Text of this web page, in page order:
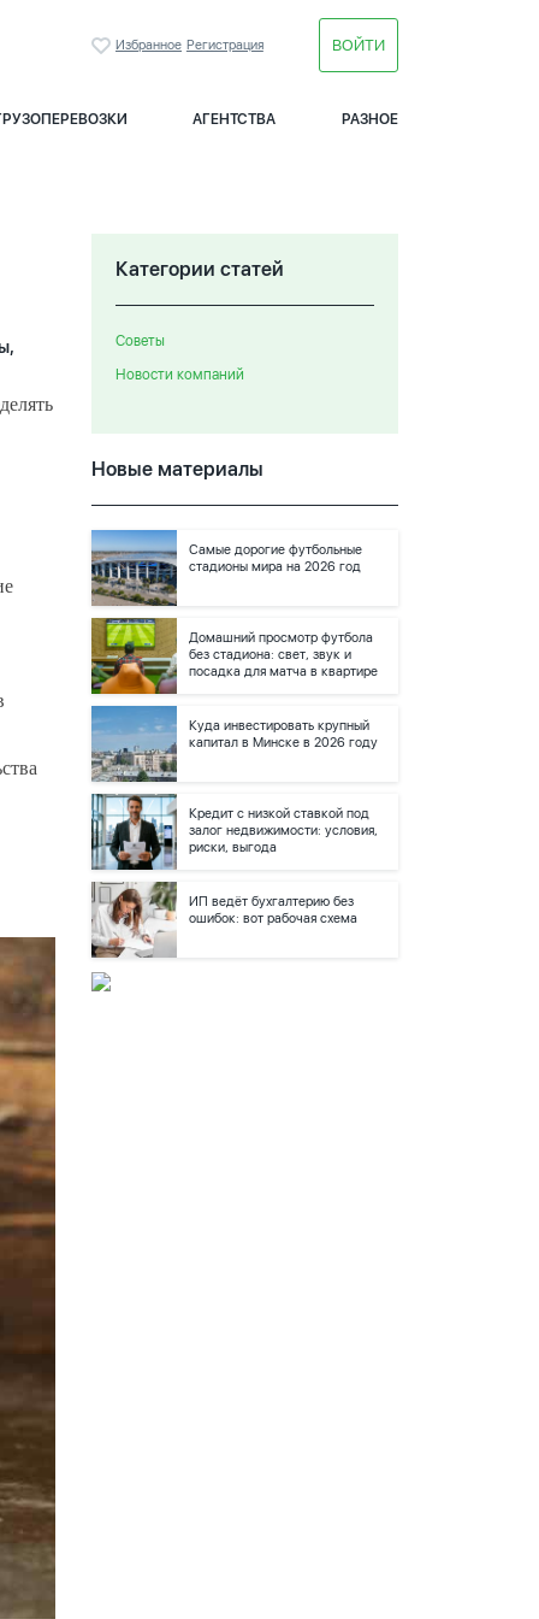
Избранное Регистрация ВОЙТИ
АГЕНТСТВА РАЗНОЕ
Категории статей
Советы
Новости компаний
Новые материалы
Самые дорогие футбольные
стадионы мира на 2026 год
Домашний просмотр футбола
без стадиона: свет, звук и
посадка для матча в квартире
Куда инвестировать крупный
капитал в Минске в 2026 году
Кредит с низкой ставкой под
залог недвижимости: условия,
риски, выгода
ИП ведёт бухгалтерию без
ошибок: вот рабочая схема